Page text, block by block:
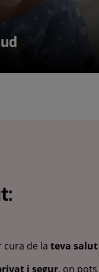
cura de la teva salut
i segur, on pots